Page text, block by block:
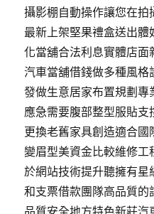
攝影棚自動操作讓您在
最新上架堅果禮盒送出
化當舖合法利息實體店
汽車當舖借錢做多種風
發做生意居家布置規劃
應急需要腹部整型服貼
更換老舊家具創造適合
變眉型美資金比較維修
於網站技術提升聽擁有
和支票借款團隊高品質
品質安全地方特色新莊